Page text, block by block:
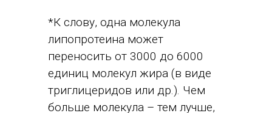
*К слову, одна молекула
липопротеина может
переносить от 3000 до 6000
единиц молекул жира (в виде
триглицеридов или др.). Чем
больше молекула – тем лучше,